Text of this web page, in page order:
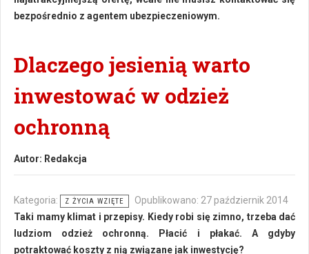
bezpośrednio z agentem ubezpieczeniowym.
Dlaczego jesienią warto
inwestować w odzież
ochronną
Autor: Redakcja
Kategoria: Z ŻYCIA WZIĘTE
Opublikowano: 27 październik 2014
Taki mamy klimat i przepisy. Kiedy robi się zimno, trzeba dać
ludziom odzież ochronną. Płacić i płakać. A gdyby
potraktować koszty z nią związane jak inwestycję?